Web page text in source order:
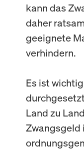
kann das
daher
geeignete
verhindern.
Es ist
Land zu
Zwangsgeld